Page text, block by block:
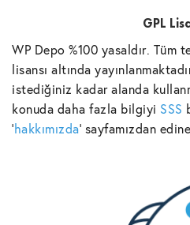
GPL
WP Depo %100 yasaldır. Tüm
lisansı altında
istediğiniz kadar alanda
konuda daha fazla bilgiyi SSS
'hakkımızda' sayfamızdan